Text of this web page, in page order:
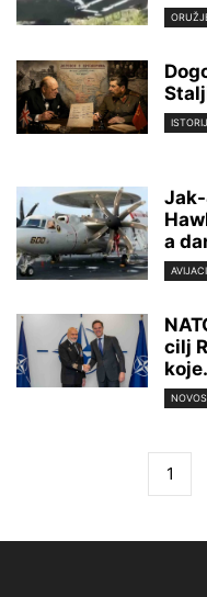
a
cilj
1